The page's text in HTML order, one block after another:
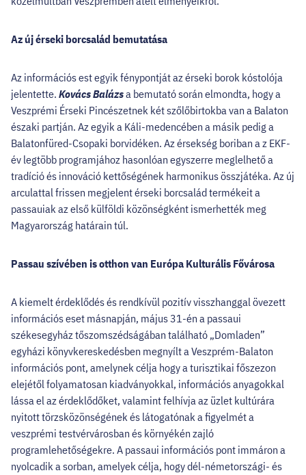
Az új érseki borcsalád bemutatása
Az információs est egyik fénypontját az érseki borok kóstolója
jelentette. Kovács Balázsa bemutató során elmondta, hogy a
Veszprémi Érseki Pincészetnek két szőlőbirtokba van a Balaton
északi partján. Az egyik a Káli-medencében a másik pedig a
Balatonfüred-Csopaki borvidéken. Az érsekség boriban a z EKF-
év legtöbb programjához hasonlóan egyszerre meglelhető a
tradíció és innováció kettőségének harmonikus összjátéka. Az új
arculattal frissen megjelent érseki borcsalád termékeit a
passauiak az első külföldi közönségként ismerhették meg
Magyarország határain túl.
Passau szívében is otthon van Európa Kulturális Fővárosa
A kiemelt érdeklődés és rendkívül pozitív visszhanggal övezett
információs eset másnapján, május 31-én a passaui
székesegyház tőszomszédságában található „Domladen”
egyházi könyvkereskedésben megnyílt a Veszprém-Balaton
információs pont, amelynek célja hogy a turisztikai főszezon
elejétől folyamatosan kiadványokkal, információs anyagokkal
lássa el az érdeklődőket, valamint felhívja az üzlet kultúrára
nyitott törzsközönségének és látogatónak a figyelmét a
veszprémi testvérvárosban és környékén zajló
programlehetőségekre. A passaui információs pont immáron a
nyolcadik a sorban, amelyek célja, hogy dél-németországi- és